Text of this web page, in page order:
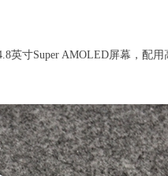
寸Super AMOLED屏幕，配用